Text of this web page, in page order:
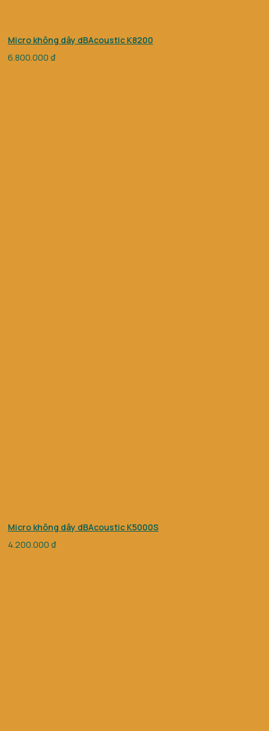
Micro không dây dBAcoustic K8200
6.800.000 ₫
Micro không dây dBAcoustic K5000S
4.200.000 ₫